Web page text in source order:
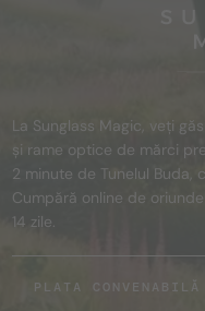
La Sunglass Magic, veți
și rame optice de mărci
2 minute de Tunelul Buda,
Cumpără online de
14 zile.
PLATA